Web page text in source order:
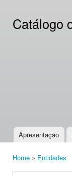
Catálogo
Main menu
Apresentação
Home » Entidades